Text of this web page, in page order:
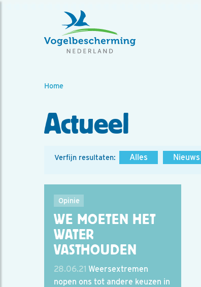
Home
Actueel
Verfijn resultaten: Alles Nieuws
Opinie
WE MOETEN HET
WATER
VASTHOUDEN
28.06.21 Weersextremen
nopen ons tot andere keuzen in